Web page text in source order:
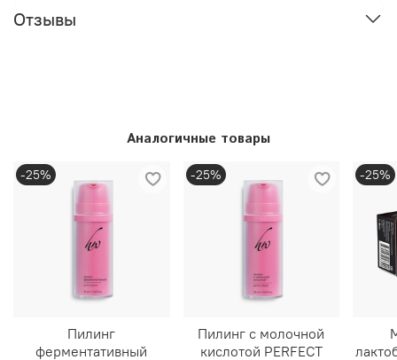
Отзывы
Аналогичные товары
-25%
Пилинг
ферментативный
-25%
Пилинг с молочной
кислотой PERFECT
-25%